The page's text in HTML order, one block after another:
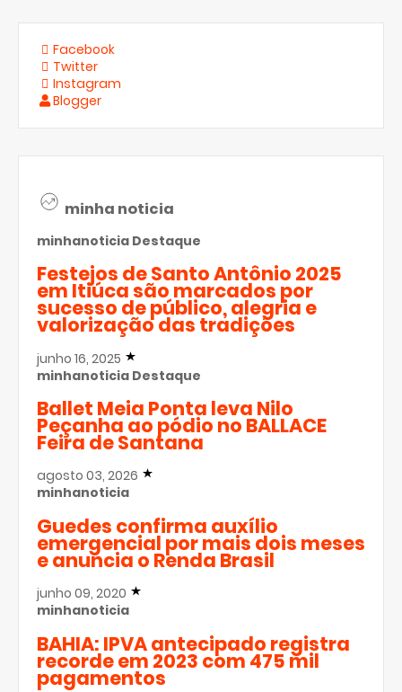
Facebook
Twitter
Instagram
Blogger
minha noticia
minhanoticia Destaque
Festejos de Santo Antônio 2025
em Itiúca são marcados por
sucesso de público, alegria e
valorização das tradições
junho 16, 2025
minhanoticia Destaque
Ballet Meia Ponta leva Nilo
Peçanha ao pódio no BALLACE
Feira de Santana
agosto 03, 2026
minhanoticia
Guedes confirma auxílio
emergencial por mais dois meses
e anuncia o Renda Brasil
junho 09, 2020
minhanoticia
BAHIA: IPVA antecipado registra
recorde em 2023 com 475 mil
pagamentos